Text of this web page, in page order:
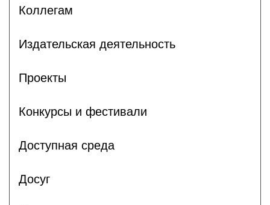
Коллегам
Издательская деятельность
Проекты
Конкурсы и фестивали
Доступная среда
Досуг